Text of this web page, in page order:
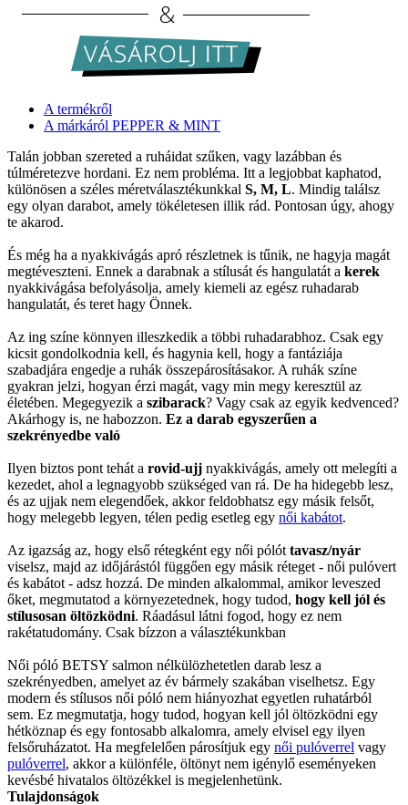
A termékről
A márkáról PEPPER & MINT
Talán jobban szereted a ruháidat szűken, vagy lazábban és
túlméretezve hordani. Ez nem probléma. Itt a legjobbat kaphatod,
különösen a széles méretválasztékunkkal S, M, L. Mindig találsz
egy olyan darabot, amely tökéletesen illik rád. Pontosan úgy, ahogy
te akarod.
És még ha a nyakkivágás apró részletnek is tűnik, ne hagyja magát
megtéveszteni. Ennek a darabnak a stílusát és hangulatát a kerek
nyakkivágása befolyásolja, amely kiemeli az egész ruhadarab
hangulatát, és teret hagy Önnek.
Az ing színe könnyen illeszkedik a többi ruhadarabhoz. Csak egy
kicsit gondolkodnia kell, és hagynia kell, hogy a fantáziája
szabadjára engedje a ruhák összepárosításakor. A ruhák színe
gyakran jelzi, hogyan érzi magát, vagy min megy keresztül az
életében. Megegyezik a szibarack? Vagy csak az egyik kedvenced?
Akárhogy is, ne habozzon. Ez a darab egyszerűen a
szekrényedbe való
Ilyen biztos pont tehát a rovid-ujj nyakkivágás, amely ott melegíti a
kezedet, ahol a legnagyobb szükséged van rá. De ha hidegebb lesz,
és az ujjak nem elegendőek, akkor feldobhatsz egy másik felsőt,
hogy melegebb legyen, télen pedig esetleg egy női kabátot.
Az igazság az, hogy első rétegként egy női pólót tavasz/nyár
viselsz, majd az időjárástól függően egy másik réteget - női pulóvert
és kabátot - adsz hozzá. De minden alkalommal, amikor leveszed
őket, megmutatod a környezetednek, hogy tudod, hogy kell jól és
stílusosan öltözködni. Ráadásul látni fogod, hogy ez nem
rakétatudomány. Csak bízzon a választékunkban
Női póló BETSY salmon nélkülözhetetlen darab lesz a
szekrényedben, amelyet az év bármely szakában viselhetsz. Egy
modern és stílusos női póló nem hiányozhat egyetlen ruhatárból
sem. Ez megmutatja, hogy tudod, hogyan kell jól öltözködni egy
hétköznap és egy fontosabb alkalomra, amely elvisel egy ilyen
felsőruházatot. Ha megfelelően párosítjuk egy női pulóverrel vagy
pulóverrel, akkor a különféle, öltönyt nem igénylő eseményeken
kevésbé hivatalos öltözékkel is megjelenhetünk.
Tulajdonságok